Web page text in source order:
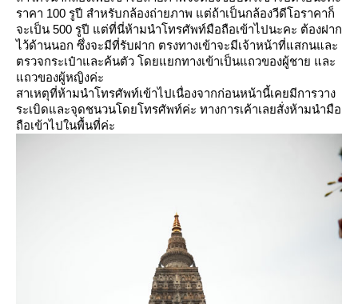
ราคา 100 รูปี สำหรับกล้องถ่ายภาพ แต่ถ้าเป็นกล้องวีดีโอราคาก็
จะเป็น 500 รูปี แต่ที่นี่ห้ามนำโทรศัพท์มือถือเข้าไปนะคะ ต้องฝาก
ไว้ด้านนอก ซึ่งจะมีที่รับฝาก ตรงทางเข้าจะมีเจ้าหน้าที่แสกนและ
ตรวจกระเป๋าและค้นตัว โดยแยกทางเข้าเป็นแถวของผู้ชาย และ
ถวของผู้หญิงค่ะ
สาเหตุที่ห้ามนำโทรศัพท์เข้าไปเนื่องจากก่อนหน้านี้เคยมีการวาง
ระเบิดและจุดชนวนโดยโทรศัพท์ค่ะ ทางการเค้าเลยสั่งห้ามนำมือ
ถือเข้าไปในพื้นที่ค่ะ